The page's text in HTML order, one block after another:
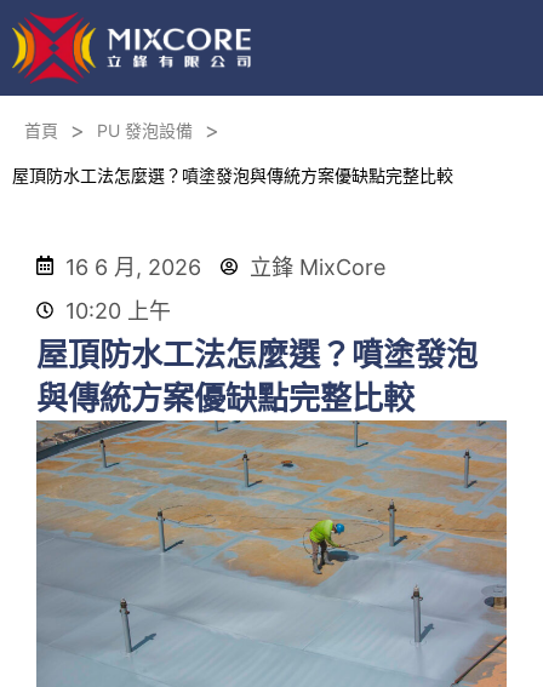
首頁 > PU 發泡設備 >
屋頂防水工法怎麼選？噴塗發泡與傳統方案優缺點完整比較
16 6 月, 2026
立鋒 MixCore
10:20 上午
屋頂防水工法怎麼選？噴塗發泡
與傳統方案優缺點完整比較